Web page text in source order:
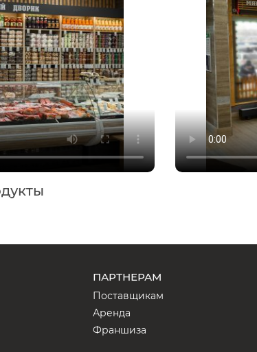
ПАРТНЕРАМ
Поставщикам
Аренда
Франшиза